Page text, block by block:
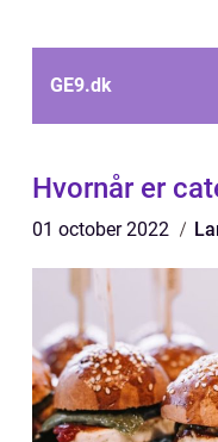
GE9.dk
Hvornår er
01 october 2022